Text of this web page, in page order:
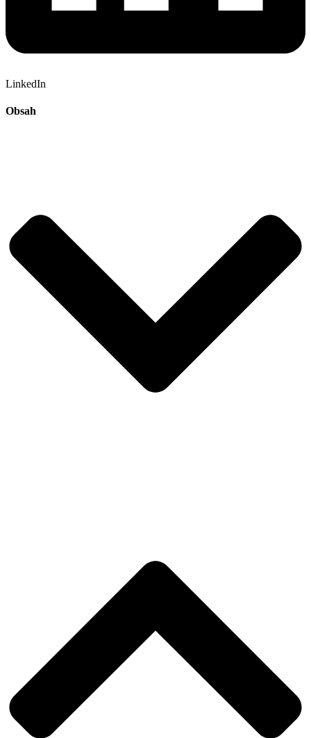
LinkedIn
Obsah